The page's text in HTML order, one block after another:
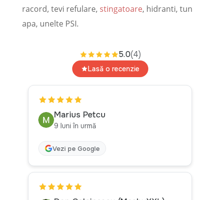
racord, tevi refulare, stingatoare, hidranti, tun
apa, unelte PSI.